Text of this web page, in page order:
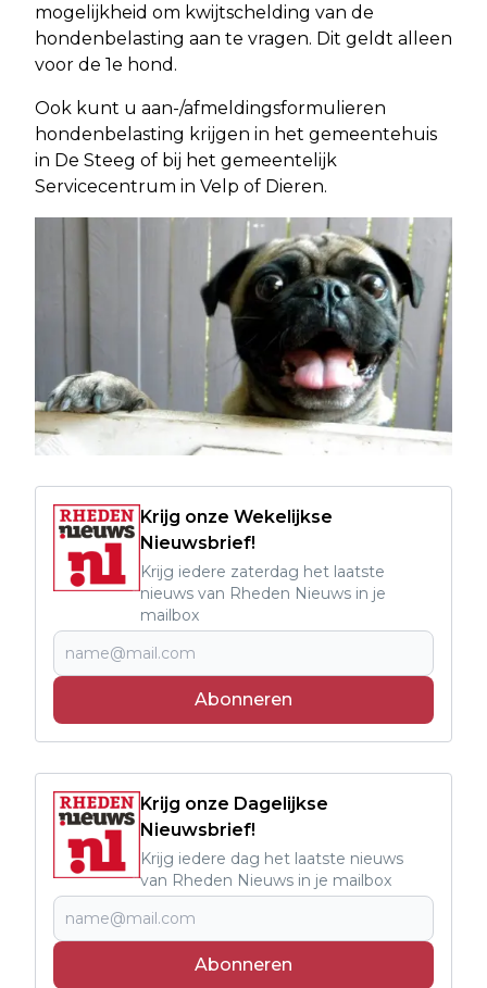
mogelijkheid om kwijtschelding van de
hondenbelasting aan te vragen. Dit geldt alleen
voor de 1e hond.
Ook kunt u aan-/afmeldingsformulieren
hondenbelasting krijgen in het gemeentehuis
in De Steeg of bij het gemeentelijk
Servicecentrum in Velp of Dieren.
Krijg onze Wekelijkse
Nieuwsbrief!
Krijg iedere zaterdag het laatste
nieuws van Rheden Nieuws in je
mailbox
Abonneren
Krijg onze Dagelijkse
Nieuwsbrief!
Krijg iedere dag het laatste nieuws
van Rheden Nieuws in je mailbox
Abonneren